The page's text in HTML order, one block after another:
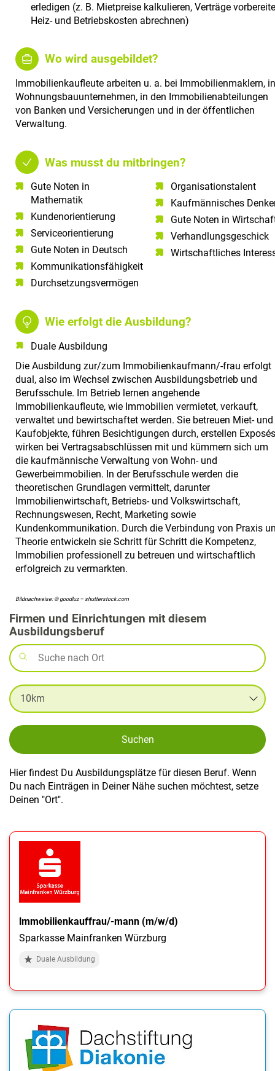
erledigen (z. B. Mietpreise kalkulieren, Verträge
Heiz- und Betriebskosten abrechnen)
Wo wird ausgebildet?
Immobilienkaufleute arbeiten u. a. bei Immobilienmaklern, in
Wohnungsbauunternehmen, in den Immobilienabteilungen
von Banken und Versicherungen und in der öffentlichen
Verwaltung.
Was musst du mitbringen?
Gute Noten in
Mathematik​
Kundenorientierung​
Serviceorientierung​
Gute Noten in Deutsch​
Kommunikationsfähigkeit​
Durchsetzungsvermögen
Organisationstalent
Kaufmännisches
Gute Noten in
Verhandlungsgeschick
Wirtschaftliches
Wie erfolgt die Ausbildung?
Duale Ausbildung
Die Ausbildung zur/zum Immobilienkaufmann/-frau erfolgt
dual, also im Wechsel zwischen Ausbildungsbetrieb und
Berufsschule. Im Betrieb lernen angehende
Immobilienkaufleute, wie Immobilien vermietet, verkauft,
verwaltet und bewirtschaftet werden. Sie betreuen Miet- und
Kaufobjekte, führen Besichtigungen durch, erstellen
wirken bei Vertragsabschlüssen mit und kümmern sich um
die kaufmännische Verwaltung von Wohn- und
Gewerbeimmobilien. In der Berufsschule werden die
theoretischen Grundlagen vermittelt, darunter
Immobilienwirtschaft, Betriebs- und Volkswirtschaft,
Rechnungswesen, Recht, Marketing sowie
Kundenkommunikation. Durch die Verbindung von Praxis
Theorie entwickeln sie Schritt für Schritt die Kompetenz,
Immobilien professionell zu betreuen und wirtschaftlich
erfolgreich zu vermarkten.
Bildnachweise: © goodluz – shutterstock.com
Firmen und Einrichtungen mit diesem
Ausbildungsberuf
Suchen
Hier findest Du Ausbildungsplätze für diesen Beruf. Wenn
Du nach Einträgen in Deiner Nähe suchen möchtest, setze
Deinen "Ort".
lmmobilienkauffrau/-mann (m/w/d)
Sparkasse Mainfranken Würzburg
Duale Ausbildung